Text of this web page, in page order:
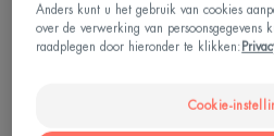
Anders kunt u het gebruik van cookies
over de verwerking van persoonsgegevens
raadplegen door hieronder te klikken:
Cookie-